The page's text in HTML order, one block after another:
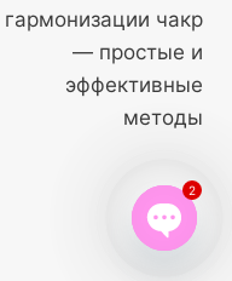
гармонизации чакр
— простые и
эффективные
методы
2